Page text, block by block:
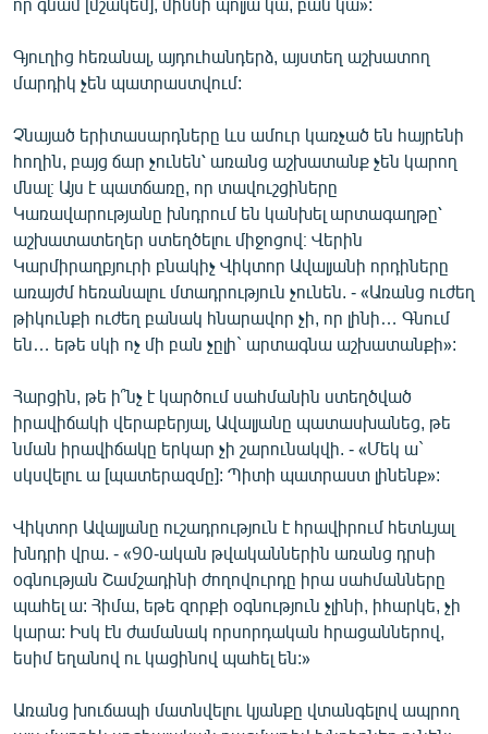
«Ազատության» բոլոր կայքերը
Գյուղից հեռանալ, այդուհանդերձ, այստեղ աշխատող
մարդիկ չեն պատրաստվում:
Չնայած երիտասարդները ևս ամուր կառչած են հայրենի
հողին, բայց ճար չունեն՝ առանց աշխատանք չեն կարող
մնալ։ Այս է պատճառը, որ տավուշցիները
Կառավարությանը խնդրում են կանխել արտագաղթը՝
աշխատատեղեր ստեղծելու միջոցով։ Վերին
Կարմիրաղբյուրի բնակիչ Վիկտոր Ավալյանի որդիները
առայժմ հեռանալու մտադրություն չունեն. - «Առանց ուժեղ
թիկունքի ուժեղ բանակ հնարավոր չի, որ լինի… Գնում
են… եթե սկի ոչ մի բան չըլի` արտագնա աշխատանքի»:
Հարցին, թե ի՞նչ է կարծում սահմանին ստեղծված
իրավիճակի վերաբերյալ, Ավալյանը պատասխանեց, թե
նման իրավիճակը երկար չի շարունակվի. - «Մեկ ա`
սկսվելու ա [պատերազմը]: Պիտի պատրաստ լինենք»:
Վիկտոր Ավալյանը ուշադրություն է հրավիրում հետևյալ
խնդրի վրա. - «90-ական թվականներին առանց դրսի
օգնության Շամշադինի ժողովուրդը իրա սահմանները
պահել ա: Հիմա, եթե զորքի օգնություն չլինի, իհարկե, չի
կարա: Իսկ էն ժամանակ որսորդական հրացաններով,
եսիմ եղանով ու կացինով պահել են:»
Առանց խուճապի մատնվելու կյանքը վտանգելով ապրող